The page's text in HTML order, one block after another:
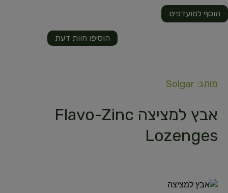
הוסיפו חוות דעת
הוסף למועדפים
מותג: Solgar
אבץ למציצה Flavo-Zinc
Lozenges